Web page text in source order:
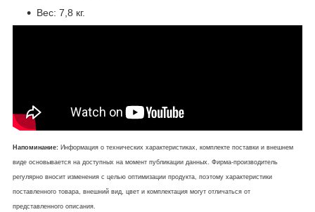
Вес: 7,8 кг.
Напоминание: Информация о технических характеристиках, комплекте поставки и внешнем
виде основывается на доступных на момент публикации данных. Фирма-производитель
регулярно вносит изменения с целью оптимизации продукта, поэтому характеристики
поставленного товара, внешний вид, цвет и комплектация могут отличаться от
представленного описания.